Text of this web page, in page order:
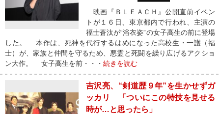
映画『ＢＬＥＡＣＨ』公開直前イベン
トが１６日、東京都内で行われ、主演の
福士蒼汰が“浴衣姿”の女子高生の前に登場
した。 本作は、死神を代行するはめになった高校生・一護（福
士）が、家族と仲間を守るため、悪霊と死闘を繰り広げるアクショ
ン大作。 女子高生を前・・・ 続きを読む
吉沢亮、“剣道歴９年”を生かせずガ
ッカリ 「ついにこの特技を見せる
時が…と思ったら」